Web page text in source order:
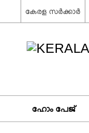
കേരള സർക്കാർ
ഹോം പേജ്